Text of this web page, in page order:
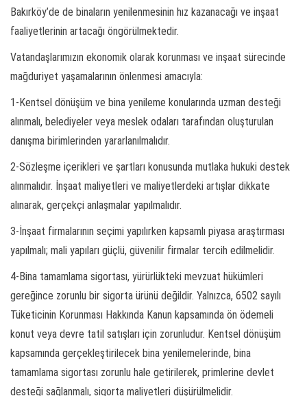
Bakırköy’de de binaların yenilenmesinin hız kazanacağı ve inşaat
faaliyetlerinin artacağı öngörülmektedir.
Vatandaşlarımızın ekonomik olarak korunması ve inşaat sürecinde
mağduriyet yaşamalarının önlenmesi amacıyla:
1-Kentsel dönüşüm ve bina yenileme konularında uzman desteği
alınmalı, belediyeler veya meslek odaları tarafından oluşturulan
danışma birimlerinden yararlanılmalıdır.
2-Sözleşme içerikleri ve şartları konusunda mutlaka hukuki destek
alınmalıdır. İnşaat maliyetleri ve maliyetlerdeki artışlar dikkate
alınarak, gerçekçi anlaşmalar yapılmalıdır.
3-İnşaat firmalarının seçimi yapılırken kapsamlı piyasa araştırması
yapılmalı; mali yapıları güçlü, güvenilir firmalar tercih edilmelidir.
4-Bina tamamlama sigortası, yürürlükteki mevzuat hükümleri
gereğince zorunlu bir sigorta ürünü değildir. Yalnızca, 6502 sayılı
Tüketicinin Korunması Hakkında Kanun kapsamında ön ödemeli
konut veya devre tatil satışları için zorunludur. Kentsel dönüşüm
kapsamında gerçekleştirilecek bina yenilemelerinde, bina
tamamlama sigortası zorunlu hale getirilerek, primlerine devlet
desteği sağlanmalı, sigorta maliyetleri düşürülmelidir.